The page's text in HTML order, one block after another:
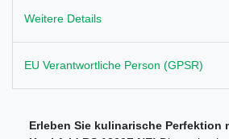
Weitere Details
EU Verantwortliche Person (GPSR)
Erleben Sie kulinarische Perfektion